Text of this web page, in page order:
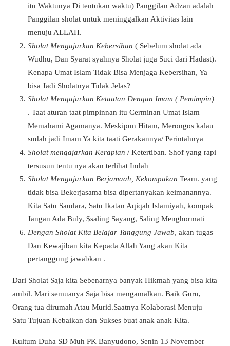
itu Waktunya Di tentukan waktu) Panggilan Adzan adalah
Panggilan sholat untuk meninggalkan Aktivitas lain
menuju ALLAH.
Sholat Mengajarkan Kebersihan ( Sebelum sholat ada
Wudhu, Dan Syarat syahnya Sholat juga Suci dari Hadast).
Kenapa Umat Islam Tidak Bisa Menjaga Kebersihan, Ya
bisa Jadi Sholatnya Tidak Jelas?
Sholat Mengajarkan Ketaatan Dengan Imam ( Pemimpin)
. Taat aturan taat pimpinnan itu Cerminan Umat Islam
Memahami Agamanya. Meskipun Hitam, Merongos kalau
sudah jadi Imam Ya kita taati Gerakannya/ Perintahnya
Sholat mengajarkan Kerapian / Ketertiban. Shof yang rapi
tersusun tentu nya akan terlihat Indah
Sholat Mengajarkan Berjamaah, Kekompakan Team. yang
tidak bisa Bekerjasama bisa dipertanyakan keimanannya.
Kita Satu Saudara, Satu Ikatan Aqiqah Islamiyah, kompak
Jangan Ada Buly, $saling Sayang, Saling Menghormati
Dengan Sholat Kita Belajar Tanggung Jawab, akan tugas
Dan Kewajiban kita Kepada Allah Yang akan Kita
pertanggung jawabkan .
Dari Sholat Saja kita Sebenarnya banyak Hikmah yang bisa kita
ambil. Mari semuanya Saja bisa mengamalkan. Baik Guru,
Orang tua dirumah Atau Murid.Saatnya Kolaborasi Menuju
Satu Tujuan Kebaikan dan Sukses buat anak anak Kita.
Kultum Duha SD Muh PK Banyudono, Senin 13 November